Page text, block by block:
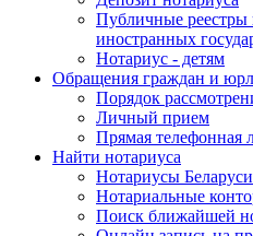
Публичные реестры
иностранных
Нотариус - детям
Обращения граждан и
Порядок
Личный прием
Прямая телефонная
Найти нотариуса
Нотариусы Беларуси
Нотариальные
Поиск ближайшей